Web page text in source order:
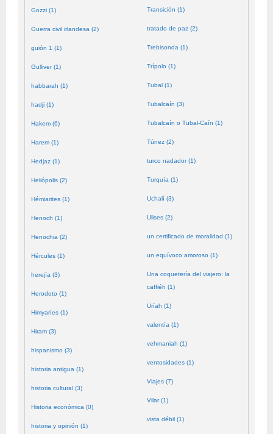
Gozzi (1)
Guerra civil irlandesa (2)
guión 1 (1)
Gulliver (1)
habbarah (1)
hadji (1)
Hakem (6)
Harem (1)
Hedjaz (1)
Heliópolis (2)
Hémiarites (1)
Henoch (1)
Henochia (2)
Hércules (1)
herejía (3)
Herodoto (1)
Himyaríes (1)
Hiram (3)
hispanismo (3)
historia antigua (1)
historia cultural (3)
Historia económica (0)
historia y opinión (1)
Transición (1)
tratado de paz (2)
Trebisonda (1)
Trípolo (1)
Tubal (1)
Tubalcaín (3)
Tubalcaín o Tubal-Caín (1)
Túnez (2)
turco nadador (1)
Turquía (1)
Uchalí (3)
Ulises (2)
un certificado de moralidad (1)
un equívoco amoroso (1)
Una coquetería del viajero: la
caffiéh (1)
Uríah (1)
valentía (1)
vehmaniah (1)
ventosidades (1)
Viajes (7)
Vilar (1)
vista débil (1)